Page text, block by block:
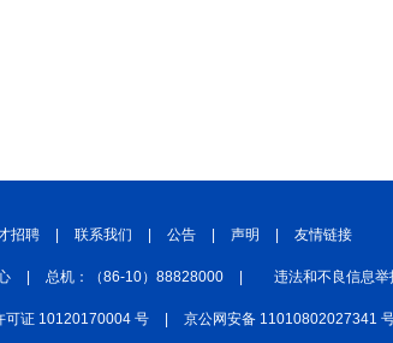
招聘 联系我们 公告 声明 友情链接
总机：（86-10）88828000 违法和不良信息
可证 10120170004 号 京公网安备 11010802027341